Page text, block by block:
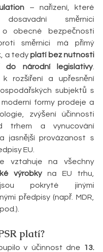
– nařízení, které
dosavadní směrnici
o obecné bezpečnosti
směrnici má přímý
a tedy platí bez nutnosti
do národní legislativy.
rozšíření a upřesnění
subjektů s
formy prodeje a
zvýšení účinnosti
trhem a vynucování
jasnější provázanost s
EU.
výrobky na EU trhu,
pokryté jinými
předpisy (např. MDR,
platí?
v účinnost dne
13.